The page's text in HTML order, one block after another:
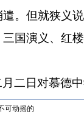
。但就狭义
国演义、红
二日对慕德
可动摇的